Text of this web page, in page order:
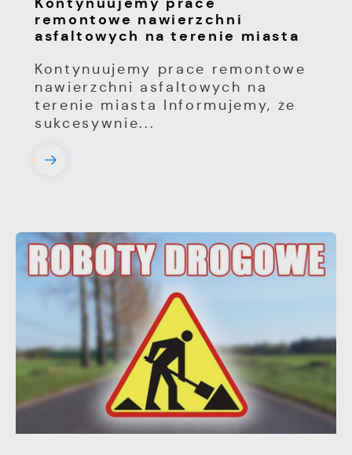
remontowe nawierzchni
asfaltowych na terenie miasta
Kontynuujemy prace remontowe
nawierzchni asfaltowych na
terenie miasta Informujemy, że
sukcesywnie...